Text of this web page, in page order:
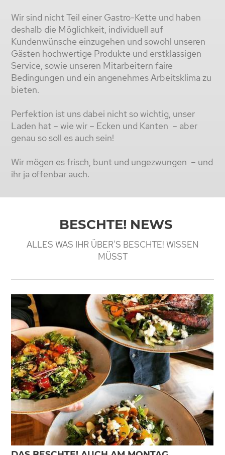
Wir sind nicht Teil einer Gastro-Kette und haben
deshalb die Möglichkeit, individuell auf
Kundenwünsche einzugehen und sowohl unseren
Gästen hochwertige Produkte und erstklassigen
Service, sowie unseren Mitarbeitern faire
Bedingungen und ein angenehmes Arbeitsklima zu
bieten.
Perfektion ist uns dabei nicht so wichtig, unser
Laden hat – wie wir – Ecken und Kanten – aber
genau so soll es auch sein!
Wir mögen es frisch, bunt und ungezwungen – und
ihr ja offenbar auch.
BESCHTE! NEWS
ALLES WAS IHR ÜBER'S BESCHTE! WISSEN
MÜSST